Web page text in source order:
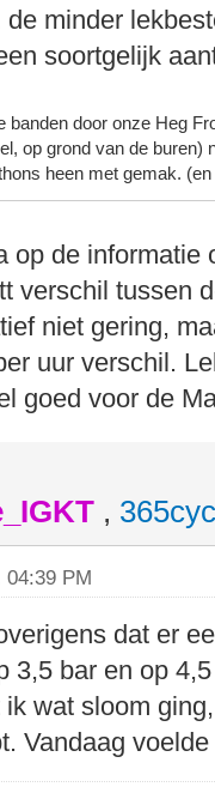
de minder
soortgelijk
banden door onze Heg
op grond van de
heen met gemak.
op de informatie
verschil tussen
niet gering,
uur verschil.
goed voor de
,
04:39 PM
dat er
3,5 bar en op
ik wat sloom
Vandaag